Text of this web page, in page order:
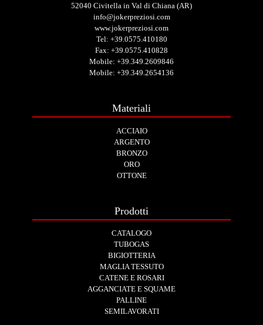
52040 Civitella in Val di Chiana (AR)
info@jokerpreziosi.com
www.jokerpreziosi.com
Tel: +39.0575.410180
Fax: +39.0575.410828
Mobile: +39.349.2609846
Mobile: +39.349.2654136
Materiali
ACCIAIO
ARGENTO
BRONZO
ORO
OTTONE
Prodotti
CATALOGO
TUBOGAS
BIGIOTTERIA
MAGLIA TESSUTO
CATENE E ROSARI
AGGANCIATE E SQUAME
PALLINE
SEMILAVORATI